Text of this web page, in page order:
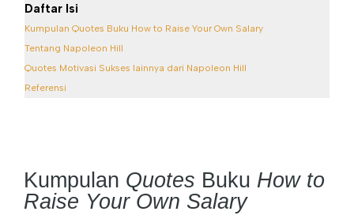
Daftar Isi
Kumpulan Quotes Buku How to Raise Your Own Salary
Tentang Napoleon Hill
Quotes Motivasi Sukses lainnya dari Napoleon Hill
Referensi
Kumpulan Quotes Buku How to
Raise Your Own Salary